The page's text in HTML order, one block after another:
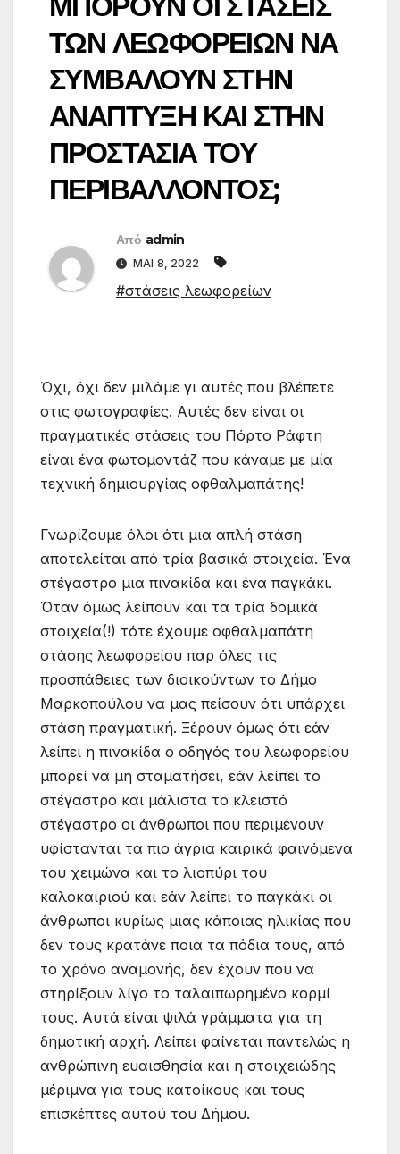
ΤΩΝ ΛΕΩΦΟΡΕΙΩΝ ΝΑ
ΣΥΜΒΑΛΟΥΝ ΣΤΗΝ
ΑΝΑΠΤΥΞΗ ΚΑΙ ΣΤΗΝ
ΠΡΟΣΤΑΣΙΑ ΤΟΥ
ΠΕΡΙΒΑΛΛΟΝΤΟΣ;
Από admin
ΜΆΙ 8, 2022
#στάσεις λεωφορείων
Όχι, όχι δεν μιλάμε γι αυτές που βλέπετε
στις φωτογραφίες. Αυτές δεν είναι οι
πραγματικές στάσεις του Πόρτο Ράφτη
είναι ένα φωτομοντάζ που κάναμε με μία
τεχνική δημιουργίας οφθαλμαπάτης!
Γνωρίζουμε όλοι ότι μια απλή στάση
αποτελείται από τρία βασικά στοιχεία. Ένα
στέγαστρο μια πινακίδα και ένα παγκάκι.
Όταν όμως λείπουν και τα τρία δομικά
στοιχεία(!) τότε έχουμε οφθαλμαπάτη
στάσης λεωφορείου παρ όλες τις
προσπάθειες των διοικούντων το Δήμο
Μαρκοπούλου να μας πείσουν ότι υπάρχει
στάση πραγματική. Ξέρουν όμως ότι εάν
λείπει η πινακίδα ο οδηγός του λεωφορείου
μπορεί να μη σταματήσει, εάν λείπει το
στέγαστρο και μάλιστα το κλειστό
στέγαστρο οι άνθρωποι που περιμένουν
υφίστανται τα πιο άγρια καιρικά φαινόμενα
του χειμώνα και το λιοπύρι του
καλοκαιριού και εάν λείπει το παγκάκι οι
άνθρωποι κυρίως μιας κάποιας ηλικίας που
δεν τους κρατάνε ποια τα πόδια τους, από
το χρόνο αναμονής, δεν έχουν που να
στηρίξουν λίγο το ταλαιπωρημένο κορμί
τους. Αυτά είναι ψιλά γράμματα για τη
δημοτική αρχή. Λείπει φαίνεται παντελώς η
ανθρώπινη ευαισθησία και η στοιχειώδης
μέριμνα για τους κατοίκους και τους
επισκέπτες αυτού του Δήμου.